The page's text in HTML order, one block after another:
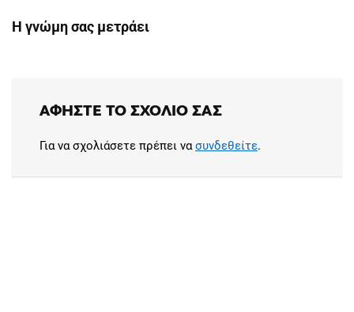
Η γνώμη σας μετράει
ΑΦΉΣΤΕ ΤΟ ΣΧΌΛΙΟ ΣΑΣ
Για να σχολιάσετε πρέπει νασυνδεθείτε.